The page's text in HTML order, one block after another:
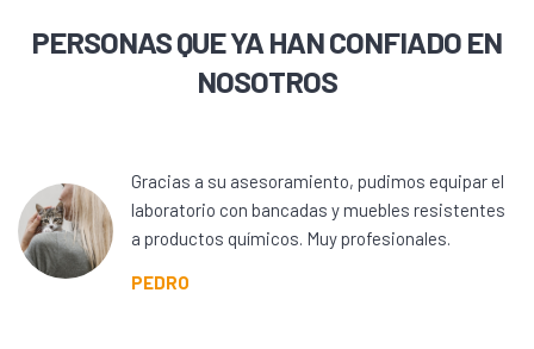
PERSONAS QUE YA HAN CONFIADO EN
NOSOTROS
Gracias a su asesoramiento, pudimos equipar el
laboratorio con bancadas y muebles resistentes
a productos químicos. Muy profesionales.
PEDRO